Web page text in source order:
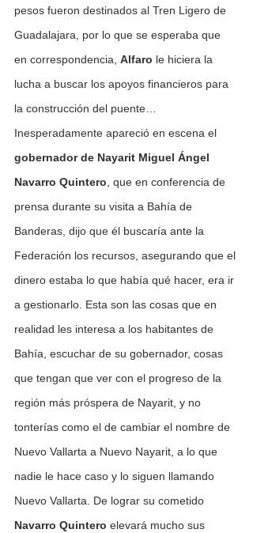
pesos fueron destinados al Tren Ligero de
Guadalajara, por lo que se esperaba que
en correspondencia, Alfaro le hiciera la
lucha a buscar los apoyos financieros para
la construcción del puente…
Inesperadamente apareció en escena el
gobernador de Nayarit Miguel Ángel
Navarro Quintero, que en conferencia de
prensa durante su visita a Bahía de
Banderas, dijo que él buscaría ante la
Federación los recursos, asegurando que el
dinero estaba lo que había qué hacer, era ir
a gestionarlo. Esta son las cosas que en
realidad les interesa a los habitantes de
Bahía, escuchar de su gobernador, cosas
que tengan que ver con el progreso de la
región más próspera de Nayarit, y no
tonterías como el de cambiar el nombre de
Nuevo Vallarta a Nuevo Nayarit, a lo que
nadie le hace caso y lo siguen llamando
Nuevo Vallarta. De lograr su cometido
Navarro Quintero elevará mucho sus